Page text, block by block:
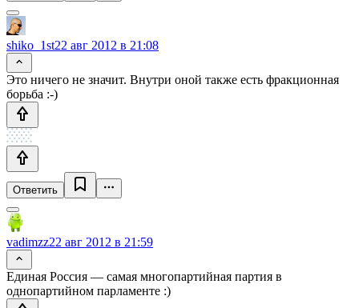
shiko_1st22 авг 2012 в 21:08
Это ничего не значит. Внутри оной также есть фракционная
борьба :-)
Ответить
vadimzz22 авг 2012 в 21:59
Единая Россия — самая многопартийная партия в
однопартийном парламенте :)